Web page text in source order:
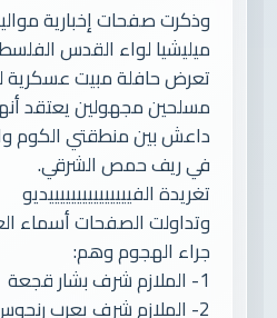
وذكرت صفحات إخبارية
ميليشيا لواء القدس
تعرض حافلة مبيت
مسلحين مجهولين يعتقد
داعش بين منطقتي الكوم
في ريف حمص الشرقي.
تغريدة الفيييييييييييييييديو
وتداولت الصفحات أسماء
جراء الهجوم وهم:
1- الملازم شرف بشار قجعة
2- الملازم شرف يعرب رنجوس